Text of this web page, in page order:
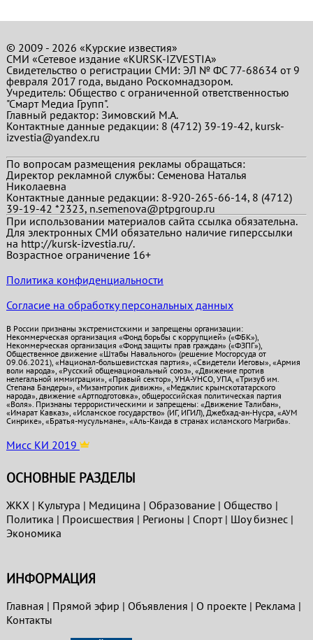
© 2009 - 2026 «Курские известия»
СМИ «Сетевое издание «KURSK-IZVESTIA»
Свидетельство о регистрации СМИ: ЭЛ № ФС 77-68634 от 9
февраля 2017 года, выдано Роскомнадзором.
Учредитель: Общество с ограниченной ответственностью
"Смарт Медиа Групп".
Главный редактор:Зимовский М.А.
Контактные данные редакции: 8 (4712) 39-19-42, kursk-
izvestia@yandex.ru
По вопросам размещения рекламы обращаться:
Директор рекламной службы: Семенова Наталья
Николаевна
Контактные данные редакции: 8-920-265-66-14, 8 (4712)
39-19-42 *2323, n.semenova@ptpgroup.ru
При использовании материалов сайта ссылка обязательна.
Для электронных СМИ обязательно наличие гиперссылки
на http://kursk-izvestia.ru/.
Возрастное ограничение 16+
Политика конфиденциальности
Согласие на обработку персональных данных
В России признаны экстремистскими и запрещены организации:
Некоммерческая организация «Фонд борьбы с коррупцией» («ФБК»),
Некоммерческая организация «Фонд защиты прав граждан» («ФЗПГ»),
Общественное движение «Штабы Навального» (решение Мосгорсуда от
09.06.2021), «Национал-большевистская партия», «Свидетели Иеговы», «Армия
воли народа», «Русский общенациональный союз», «Движение против
нелегальной иммиграции», «Правый сектор», УНА-УНСО, УПА, «Тризуб им.
Степана Бандеры», «Мизантропик дивижн», «Меджлис крымскотатарского
народа», движение «Артподготовка», общероссийская политическая партия
«Воля». Признаны террористическими и запрещены: «Движение Талибан»,
«Имарат Кавказ», «Исламское государство» (ИГ, ИГИЛ), Джебхад-ан-Нусра, «АУМ
Синрике», «Братья-мусульмане», «Аль-Каида в странах исламского Магриба».
Мисс КИ 2019
ОСНОВНЫЕ РАЗДЕЛЫ
ЖКХ| Культура | Медицина | Образование| Общество |
Политика | Проиcшествия | Регионы | Спорт| Шоу бизнес|
Экономика
ИНФОРМАЦИЯ
Главная | Прямой эфир | Объявления | О проекте| Реклама |
Контакты